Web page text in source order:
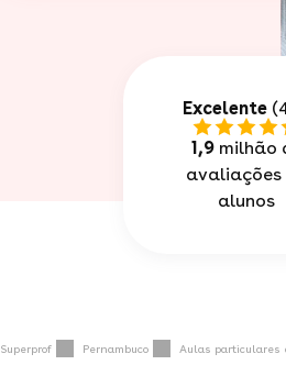
Excelente
1,9milhão
avaliações
alunos
Superprof Pernambuco Aulas particulares